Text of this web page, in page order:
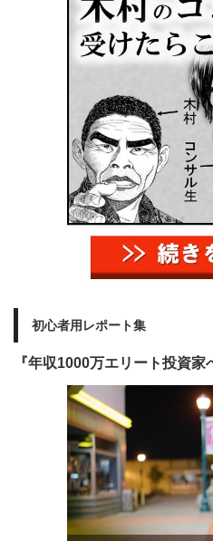
初心者用レポート集
『年収1000万エリート投資家